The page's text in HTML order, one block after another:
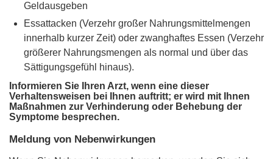
Geldausgeben
Essattacken (Verzehr großer Nahrungsmittelmengen
innerhalb kurzer Zeit) oder zwanghaftes Essen (Verzehr
größerer Nahrungsmengen als normal und über das
Sättigungsgefühl hinaus).
Informieren Sie Ihren Arzt, wenn eine dieser
Verhaltensweisen bei Ihnen auftritt; er wird mit Ihnen
Maßnahmen zur Verhinderung oder Behebung der
Symptome besprechen.
Meldung von Nebenwirkungen